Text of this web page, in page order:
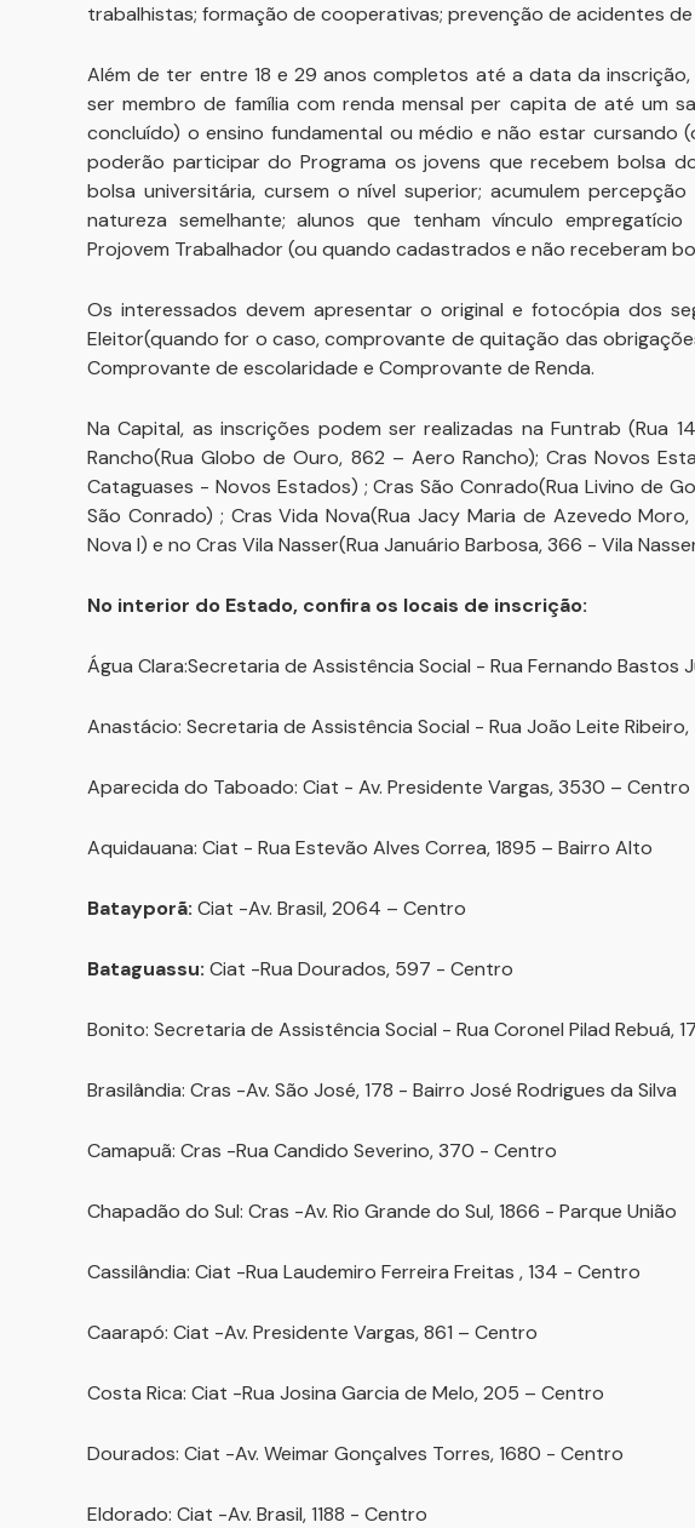
trabalhistas; formação de cooperativas; prevenção de acidentes
Além de ter entre 18 e 29 anos completos até a data da
ser membro de família com renda mensal per capita de até um
concluído) o ensino fundamental ou médio e não estar cursando
poderão participar do Programa os jovens que recebem bolsa
bolsa universitária, cursem o nível superior; acumulem
natureza semelhante; alunos que tenham vínculo
Projovem Trabalhador (ou quando cadastrados e não receberam
Os interessados devem apresentar o original e fotocópia dos
Eleitor(quando for o caso, comprovante de quitação das
Comprovante de escolaridade e Comprovante de Renda.
Na Capital, as inscrições podem ser realizadas na Funtrab (Rua
Rancho(Rua Globo de Ouro, 862 – Aero Rancho); Cras Novos
Cataguases - Novos Estados) ; Cras São Conrado(Rua Livino de
São Conrado) ; Cras Vida Nova(Rua Jacy Maria de Azevedo
Nova I) e no Cras Vila Nasser(Rua Januário Barbosa, 366 - Vila
No interior do Estado, confira os locais de inscrição:
Água Clara:Secretaria de Assistência Social - Rua Fernando
Anastácio: Secretaria de Assistência Social - Rua João Leite
Aparecida do Taboado: Ciat - Av. Presidente Vargas, 3530 – Centro
Aquidauana: Ciat - Rua Estevão Alves Correa, 1895 – Bairro Alto
Batayporã: Ciat -Av. Brasil, 2064 – Centro
Bataguassu: Ciat -Rua Dourados, 597 - Centro
Bonito: Secretaria de Assistência Social - Rua Coronel Pilad Rebuá,
Brasilândia: Cras -Av. São José, 178 - Bairro José Rodrigues da Silva
Camapuã: Cras -Rua Candido Severino, 370 - Centro
Chapadão do Sul: Cras -Av. Rio Grande do Sul, 1866 - Parque União
Cassilândia: Ciat -Rua Laudemiro Ferreira Freitas , 134 - Centro
Caarapó: Ciat -Av. Presidente Vargas, 861 – Centro
Costa Rica: Ciat -Rua Josina Garcia de Melo, 205 – Centro
Dourados: Ciat -Av. Weimar Gonçalves Torres, 1680 - Centro
Eldorado: Ciat -Av. Brasil, 1188 - Centro